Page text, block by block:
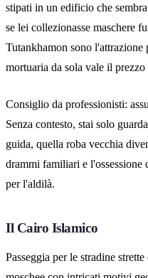
stipati in un edificio che
se lei collezionasse maschere
Tutankhamon sono
mortuaria da sola vale il prezzo
Consiglio da professionisti:
Senza contesto, stai solo
guida, quella roba vecchia
drammi familiari e l'ossessione
per l'aldilà.
Il Cairo Islamico
Passeggia per le stradine